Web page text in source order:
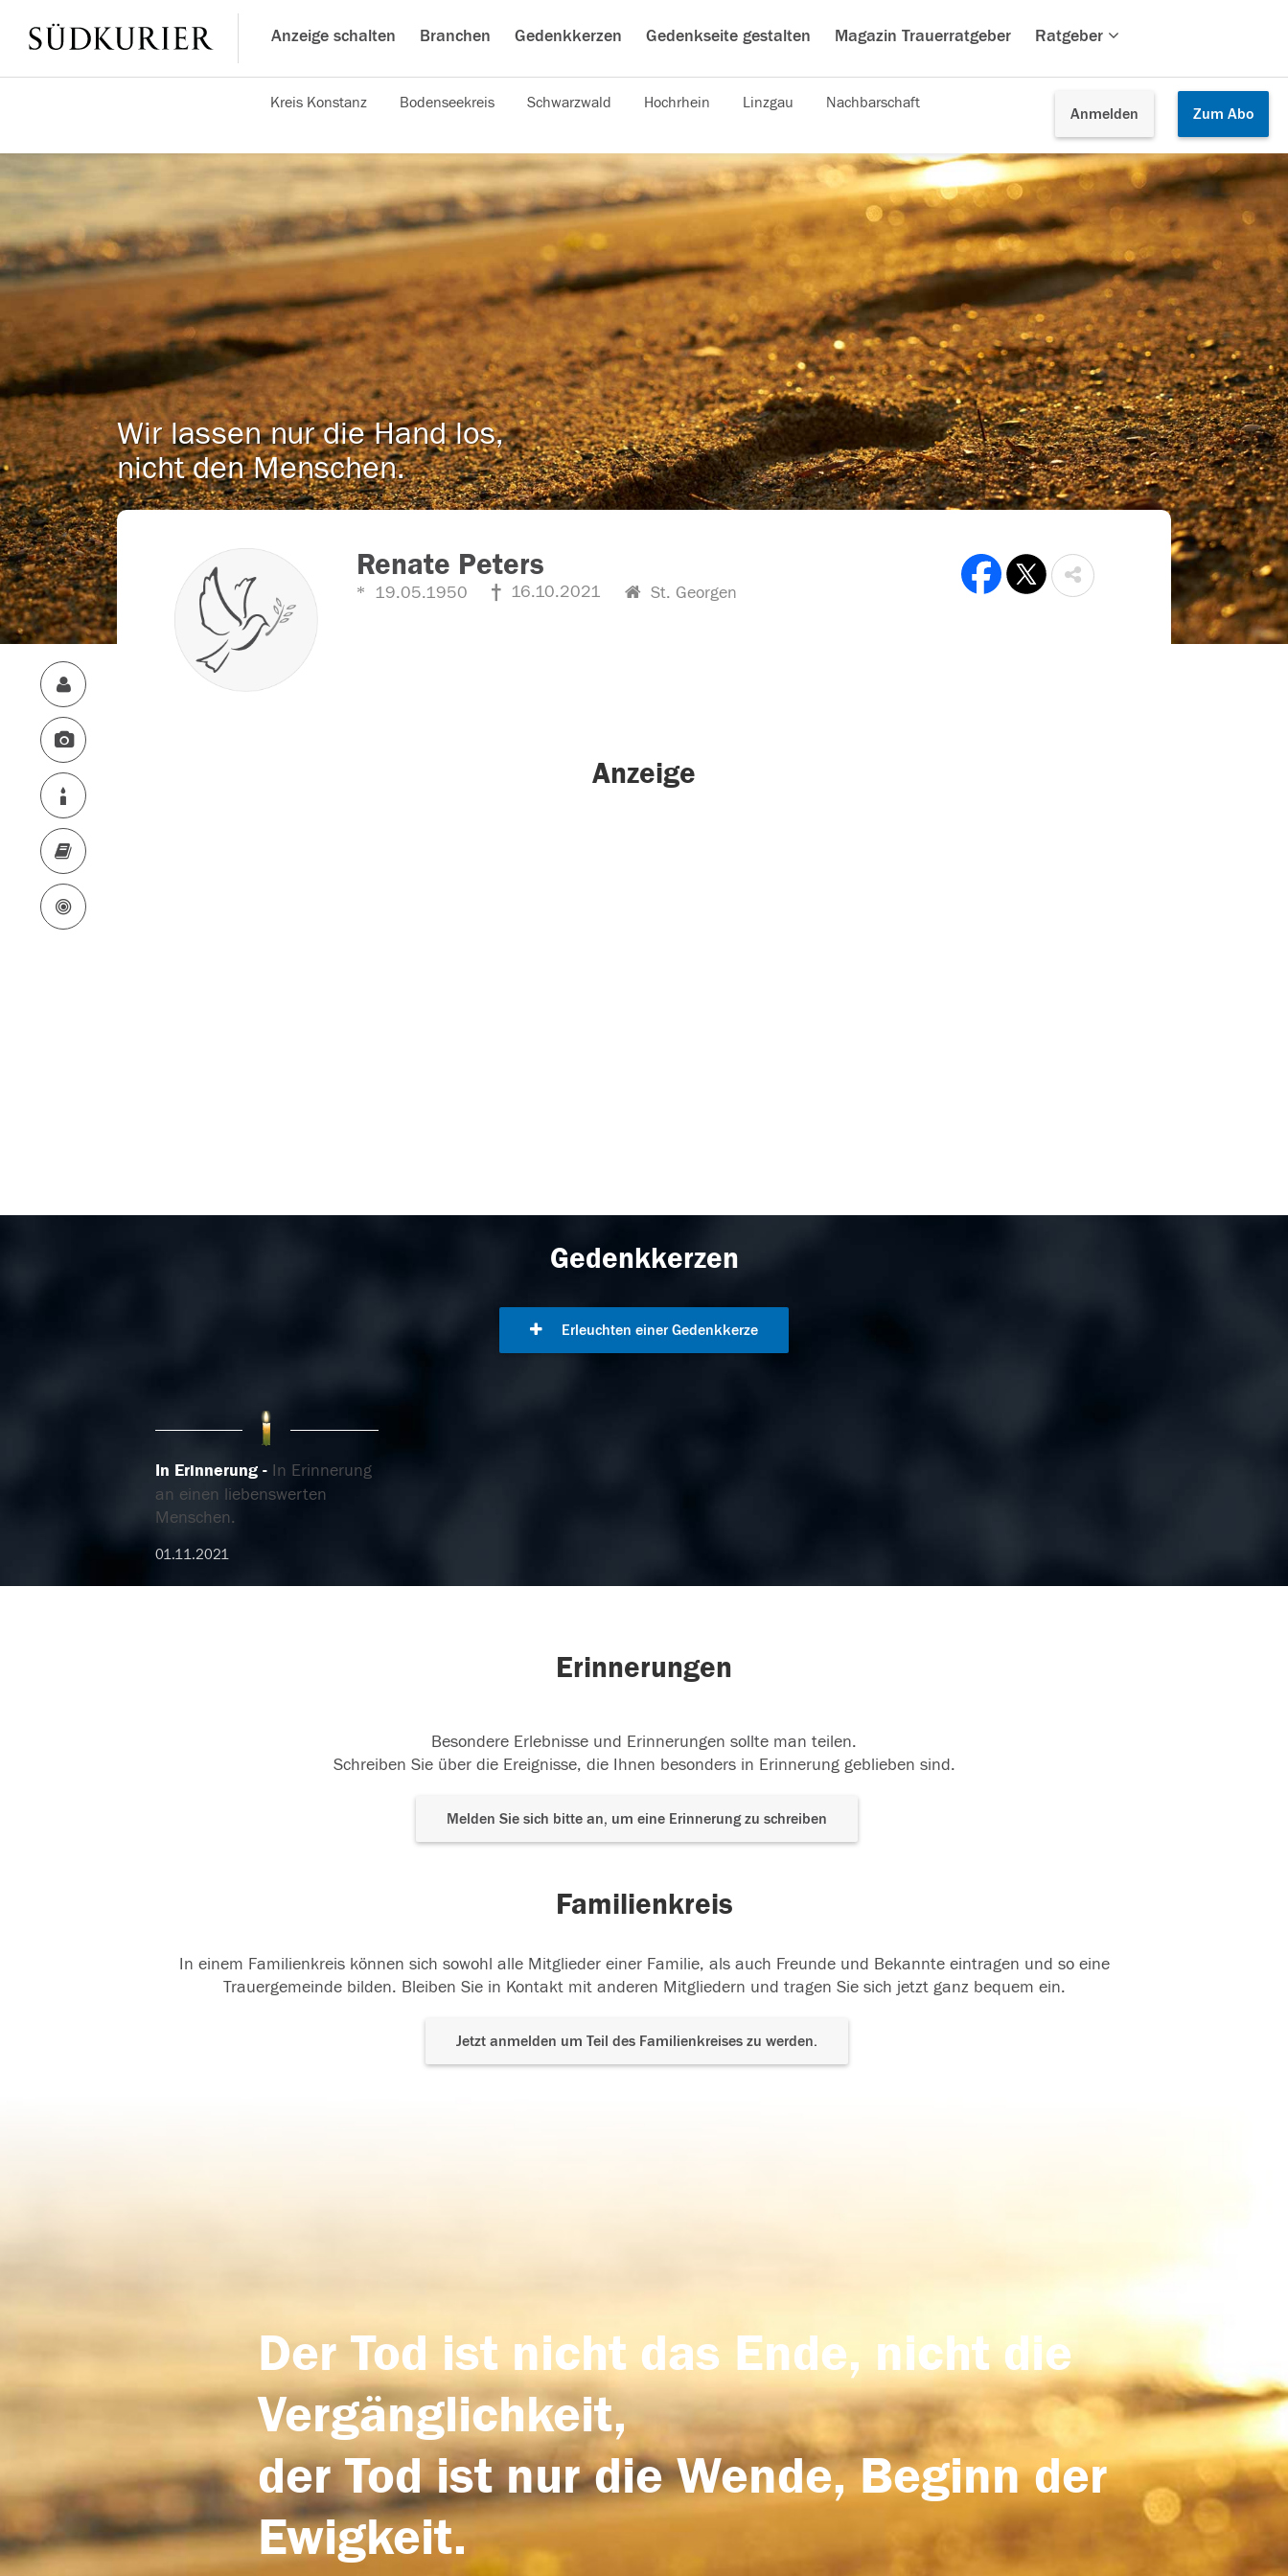
Anzeige schalten Branchen Gedenkkerzen Gedenkseite gestalten Magazin Trauerratgeber Ratgeber
Anmelden Zum Abo
Kreis Konstanz Bodenseekreis Schwarzwald Hochrhein Linzgau Nachbarschaft
Wir lassen nur die Hand los,
nicht den Menschen.
Renate Peters
19.05.1950 16.10.2021 St. Georgen
Anzeige
Gedenkkerzen
Erleuchten einer Gedenkkerze
In Erinnerung
In Erinnerung
an einen liebenswerten
Menschen.
01.11.2021
Erinnerungen
Besondere Erlebnisse und Erinnerungen sollte man teilen.
Schreiben Sie über die Ereignisse, die Ihnen besonders in Erinnerung geblieben sind.
Melden Sie sich bitte an, um eine Erinnerung zu schreiben
Familienkreis
In einem Familienkreis können sich sowohl alle Mitglieder einer Familie, als auch Freunde und Bekannte eintragen und so eine
Trauergemeinde bilden. Bleiben Sie in Kontakt mit anderen Mitgliedern und tragen Sie sich jetzt ganz bequem ein.
Jetzt anmelden um Teil des Familienkreises zu werden.
Der Tod ist nicht das Ende, nicht die
Vergänglichkeit,
der Tod ist nur die Wende, Beginn der
Ewigkeit.